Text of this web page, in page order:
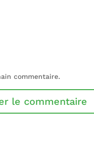
commentaire.